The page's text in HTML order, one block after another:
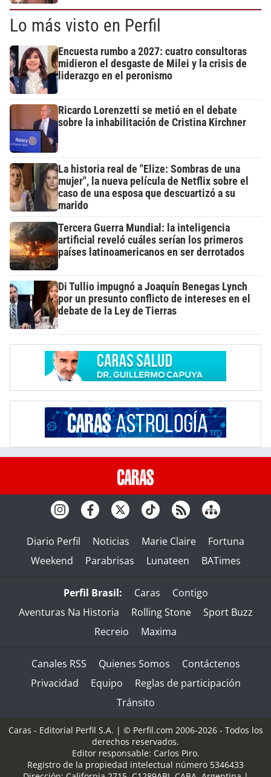
Lo más visto en Perfil
Encuesta rumbo a 2027: cuatro consultoras
midieron el desgaste de Milei y la crisis de
liderazgo en el peronismo
Ricardo Lorenzetti se metió en el debate
sobre la inhabilitación de Cristina Kirchner
La historia real de "Elize: Sombras de una
mujer", la nueva película de Netflix sobre el
caso de una esposa que descuartizó a su
marido
Tercera Guerra Mundial: la inteligencia
artificial reveló cuáles serían los primeros
países latinoamericanos en ser derrotados
Di Tullio impugnó a Joaquín Benegas Lynch
por un presunto conflicto de intereses en el
debate de la Ley de Tierras
Diario Perfil Noticias Marie Claire
Fortuna
Weekend
Parabrisas Lunateen BATimes
Perfil Brasil: Caras
Contigo
Aventuras Na Historia
Rolling Stone
Sport Buzz
Recreio
Maxima
Canales RSS Quienes Somos
Contáctenos
Privacidad
Equipo
Reglas de participación
Tránsito
Caras - Editorial Perfil S.A. | © Perfil.com 2006-2026 - Todos los
derechos reservados.
Editor responsable: Carlos Piro.
Registro de la propiedad intelectual número 5346433